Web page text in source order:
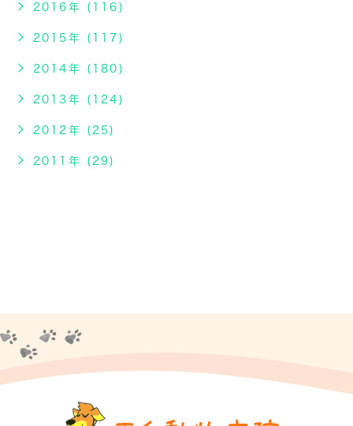
2016年 (116)
2015年 (117)
2014年 (180)
2013年 (124)
2012年 (25)
2011年 (29)